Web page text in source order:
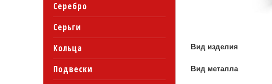
Серебро
Серьги
Кольца
Подвески
Вид изделия
Вид металла